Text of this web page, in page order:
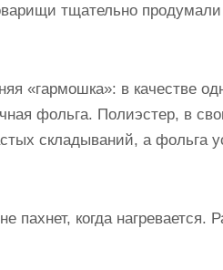
тщательно
«гармошка»: в качестве
фольга. Полиэстер, в
складываний, а фольга
пахнет, когда нагревается.